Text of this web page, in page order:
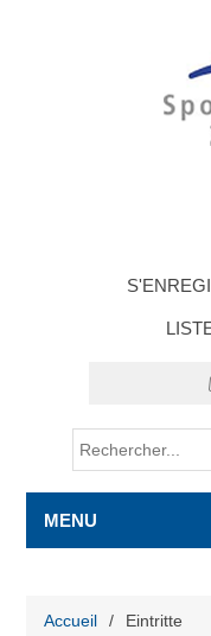
MENU
Accueil / Eintritte